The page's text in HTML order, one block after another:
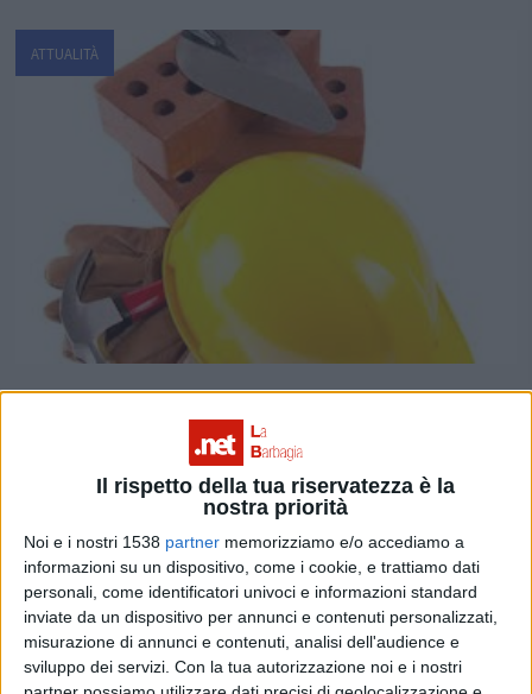
Il rispetto della tua riservatezza è la
nostra priorità
Noi e i nostri 1538 partner memorizziamo e/o accediamo a
informazioni su un dispositivo, come i cookie, e trattiamo dati
personali, come identificatori univoci e informazioni standard
inviate da un dispositivo per annunci e contenuti personalizzati,
misurazione di annunci e contenuti, analisi dell'audience e
sviluppo dei servizi. Con la tua autorizzazione noi e i nostri
ATTUALITÀ
Più soldi per gli operai edili sardi.
ATTUALITÀ